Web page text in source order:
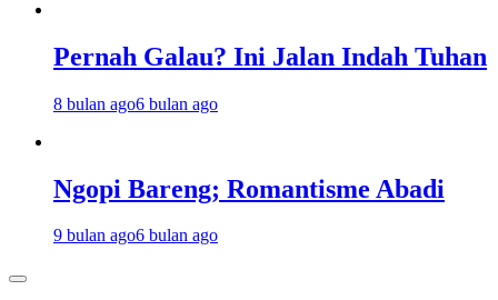
Pernah Galau? Ini Jalan Indah Tuhan
8 bulan ago6 bulan ago
Ngopi Bareng; Romantisme Abadi
9 bulan ago6 bulan ago